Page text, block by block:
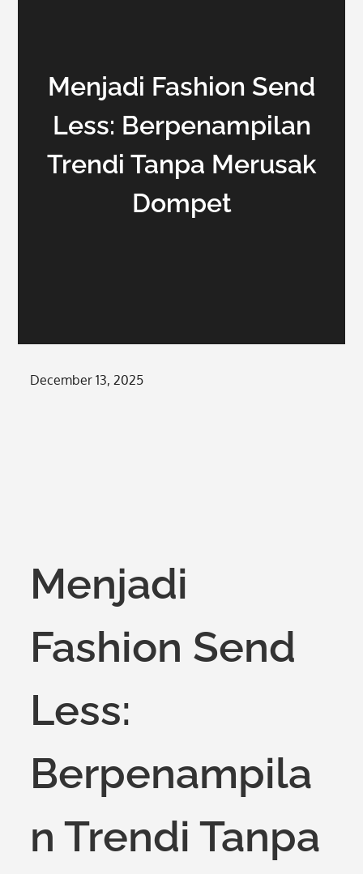
Menjadi Fashion Send
Less: Berpenampilan
Trendi Tanpa Merusak
Dompet
Posted
December 13, 2025
Menjadi
Fashion Send
Less:
Berpenampila
n Trendi Tanpa